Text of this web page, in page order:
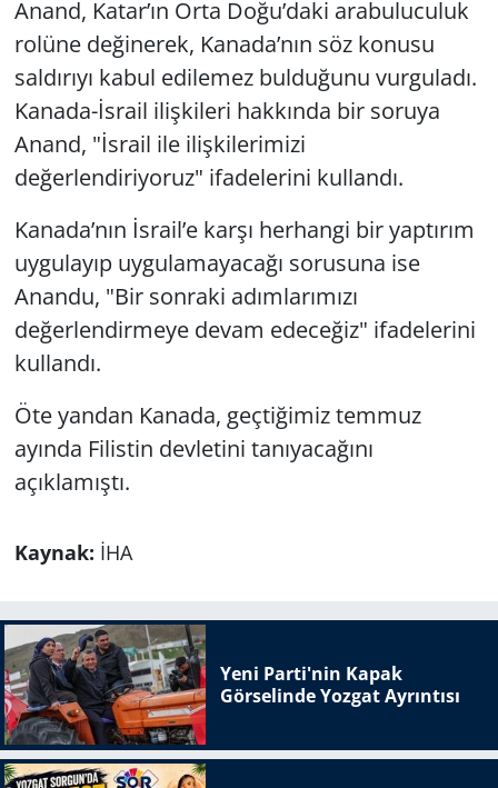
Anand, Katar’ın Orta Doğu’daki arabuluculuk
rolüne değinerek, Kanada’nın söz konusu
saldırıyı kabul edilemez bulduğunu vurguladı.
Kanada-İsrail ilişkileri hakkında bir soruya
Anand, "İsrail ile ilişkilerimizi
değerlendiriyoruz" ifadelerini kullandı.
Kanada’nın İsrail’e karşı herhangi bir yaptırım
uygulayıp uygulamayacağı sorusuna ise
Anandu, "Bir sonraki adımlarımızı
değerlendirmeye devam edeceğiz" ifadelerini
kullandı.
Öte yandan Kanada, geçtiğimiz temmuz
ayında Filistin devletini tanıyacağını
açıklamıştı.
Kaynak: İHA
Yeni Parti'nin Kapak
Görselinde Yozgat Ayrıntısı